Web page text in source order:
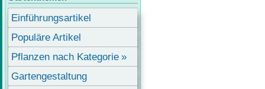
Einführungsartikel
Populäre Artikel
Pflanzen nach Kategorie
Gartengestaltung